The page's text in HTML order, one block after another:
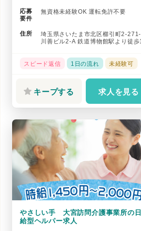
応募
要件
無資格未経験OK 運転免許不要
住所
埼玉県さいたま市北区櫛引町2-
川善ビル2-A 鉄道博物館駅より徒
スピード返信
1日の流れ 未経験可
キープする 求人を見る
やさしい手 大宮訪問介護事業所の日
給型ヘルパー求人